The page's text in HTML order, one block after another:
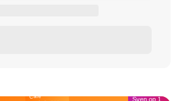
Café Sven op 1